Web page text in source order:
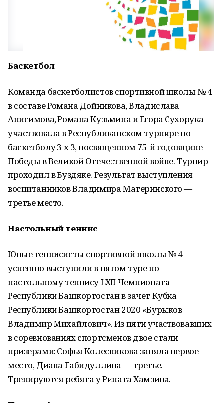
Баскетбол
Команда баскетболистов спортивной школы № 4
в составеРомана Дойникова, Владислава
Анисимова, Романа Кузьмина и Егора Сухорука
участвовала в Республиканском турнире по
баскетболу 3 х 3, посвященном 75-й годовщине
Победы в Великой Отечественной войне. Турнир
проходил в Буздяке. Результат выступления
воспитанников Владимира Материнского —
третье место.
Настольный теннис
Юные теннисисты спортивной школы № 4
успешно выступили в пятом туре по
настольному теннису LXII Чемпионата
Республики Башкортостан в зачет Кубка
Республики Башкортостан 2020 «Бурыков
Владимир Михайлович». Из пяти участвовавших
в соревнованиях спортсменов двое стали
призерами: Софья Колесникова заняла первое
место, Диана Габидуллина — третье.
Тренируются ребята у Рината Хамзина.